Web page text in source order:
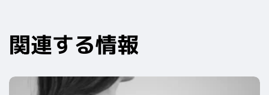
関連する情報